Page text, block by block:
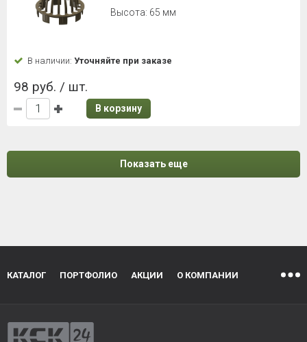
Высота: 65 мм
В наличии: Уточняйте при заказе
98 руб. / шт.
В корзину
Показать еще
КАТАЛОГ ПОРТФОЛИО АКЦИИ О КОМПАНИИ